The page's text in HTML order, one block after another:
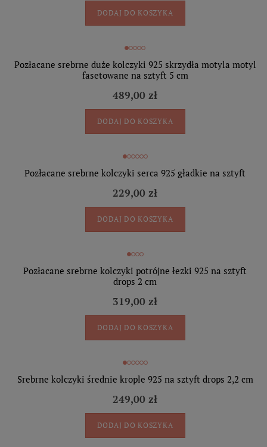
DODAJ DO KOSZYKA
Pozłacane srebrne duże kolczyki 925 skrzydła motyla motyl
fasetowane na sztyft 5 cm
489,00 zł
DODAJ DO KOSZYKA
Pozłacane srebrne kolczyki serca 925 gładkie na sztyft
229,00 zł
DODAJ DO KOSZYKA
Pozłacane srebrne kolczyki potrójne łezki 925 na sztyft
drops 2 cm
319,00 zł
DODAJ DO KOSZYKA
Srebrne kolczyki średnie krople 925 na sztyft drops 2,2 cm
249,00 zł
DODAJ DO KOSZYKA